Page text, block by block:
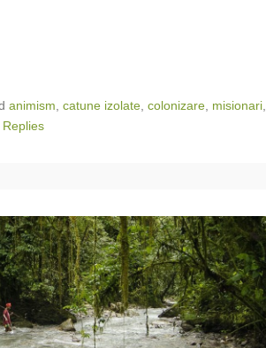
animism, catune izolate, colonizare, misionari,
Replies